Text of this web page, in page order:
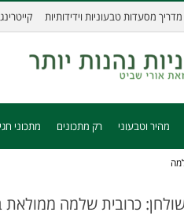
מדריך מסעדות טבעוניות וידידותיות
מהיר וטבעוני רק מתכונים מתכוני
כרובית שלמה ממולאת